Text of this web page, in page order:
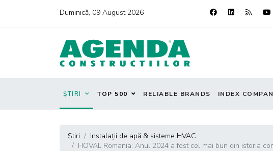
Duminică, 09 August 2026
ȘTIRI TOP 500 RELIABLE BRANDS INDEX
Știri
Instalații de apă & sisteme HVAC
HOVAL Romania: Anul 2024 a fost cel mai bun din istoria